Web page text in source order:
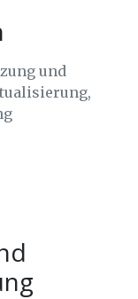
und